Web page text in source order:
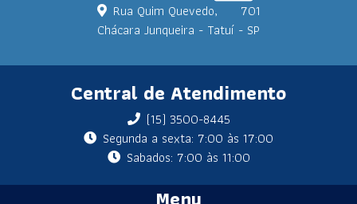
Rua Quim Quevedo,
701
Chácara Junqueira - Tatuí - SP
Central de Atendimento
(15) 3500-8445
Segunda a sexta: 7:00 às 17:00
Sabados: 7:00 às 11:00